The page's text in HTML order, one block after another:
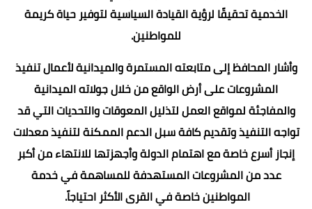
الخدمية تحقيقًا لرؤية القيادة السياسية لتوفير حياة كريمة
للمواطنين.
وأشار المحافظ إلى متابعته المستمرة والميدانية لأعمال تنفيذ
المشروعات على أرض الواقع من خلال جولاته الميدانية
والمفاجئة لمواقع العمل لتذليل المعوقات والتحديات التي قد
تواجه التنفيذ وتقديم كافة سبل الدعم الممكنة لتنفيذ معدلات
إنجاز أسرع خاصة مع اهتمام الدولة وأجهزتها للانتهاء من أكبر
عدد من المشروعات المستهدفة للمساهمة في خدمة
المواطنين خاصة في القرى الأكثر احتياجاً.